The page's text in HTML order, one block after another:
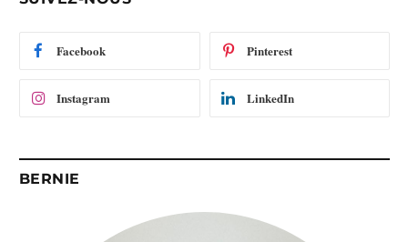
m
Facebook Pinterest
Instagram LinkedIn
BERNIE